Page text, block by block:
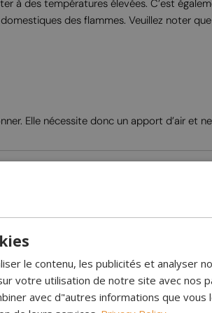
à des températures élevées. C’est
des flammes. Veuillez noter
Elle nécessite donc un apport d’air
le contenu, les publicités et analyser
votre utilisation de notre site avec nos
avec d"autres informations que vous